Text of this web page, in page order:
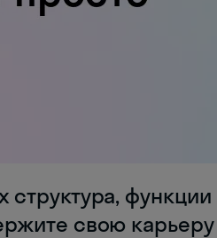
структура, функции
свою карьеру